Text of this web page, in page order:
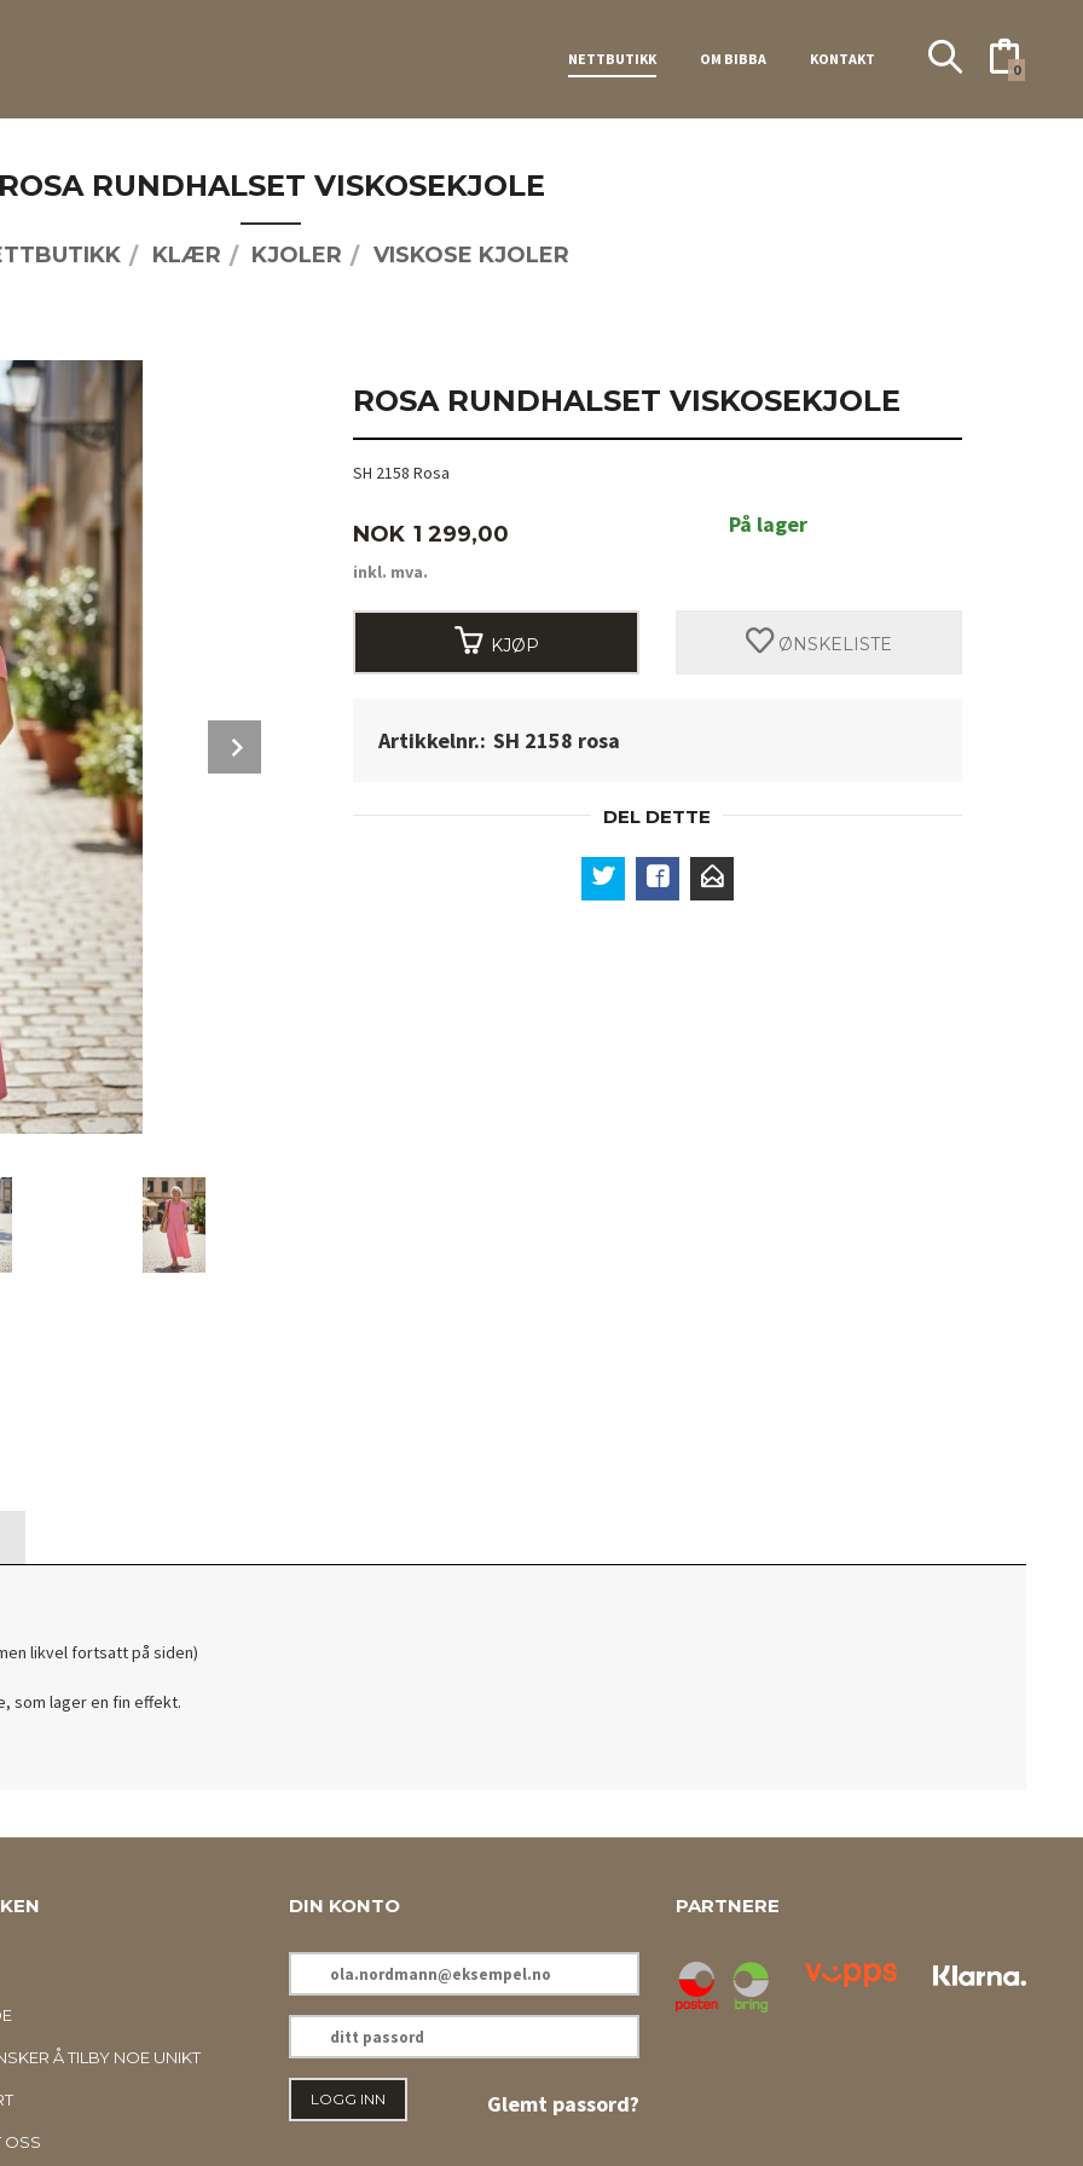
NETTBUTIKK OM BIBBA KONTAKT
0
RUNDHALSET VISKOSEKJOLE
KLÆR KJOLER VISKOSE KJOLER
ROSA RUNDHALSET VISKOSEKJOLE
SH 2158 Rosa
Pris
NOK 1 299,00
inkl. mva.
På lager
KJØP ØNSKELISTE
Artikkelnr.: SH 2158 rosa
DEL DETTE
likvel fortsatt på siden)
som lager en fin effekt.
Å TILBY NOE UNIKT
OSS
DIN KONTO
POSTADRESSE
PASSORD
Glemt passord?
PARTNERE